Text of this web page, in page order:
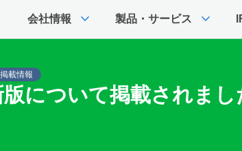
会社情報 expand_more 製品・サービス expand_more
載情報
について掲載されま